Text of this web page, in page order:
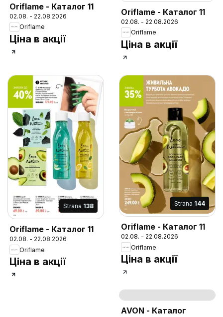
Oriflame - Каталог 11
02.08. - 22.08.2026
Oriflame
Ціна в акції
Oriflame - Каталог 11
02.08. - 22.08.2026
Oriflame
Ціна в акції
Strana 138
Oriflame - Каталог 11
02.08. - 22.08.2026
Oriflame
Ціна в акції
Strana 144
Oriflame - Каталог 11
02.08. - 22.08.2026
Oriflame
Ціна в акції
AVON - Каталог